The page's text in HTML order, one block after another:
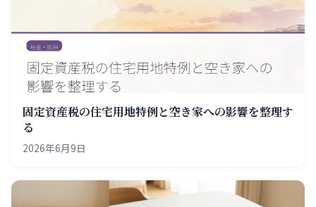
固定資産税の住宅用地特例と空き家への影響を整理す
る
2026年6月9日